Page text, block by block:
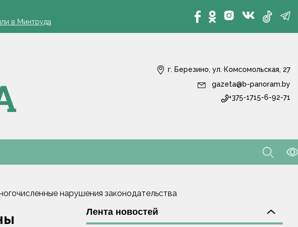
в Минтруда
в Минтруда
г. Березино, ул. Комсомольская, 27
gazeta@b-panoram.by
+375-1715-6-92-71
нарушения законодательства
Лента новостей